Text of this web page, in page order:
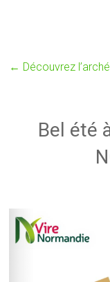
← Découvrez
Bel été